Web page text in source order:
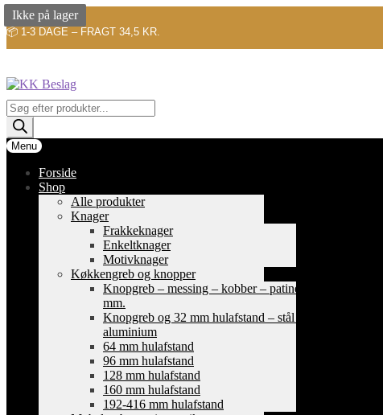
📦 1-3 DAGE – FRAGT 34,5 KR.
Spring
til
navigation
Spring
til
indhold
Products
search
Menu
Forside
Shop
Alle produkter
Knager
Frakkeknager
Enkeltknager
Motivknager
Køkkengreb og knopper
Knopgreb – messing – kobber – patinerede
mm.
Knopgreb og 32 mm hulafstand – stål og
aluminium
64 mm hulafstand
96 mm hulafstand
128 mm hulafstand
160 mm hulafstand
192-416 mm hulafstand
Ikke på lager